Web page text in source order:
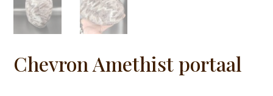
Chevron Amethist portaal